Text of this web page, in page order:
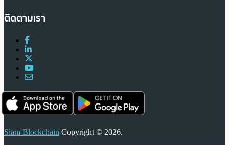
ติดตามเรา
Siam Blockchain Copyright © 2026.